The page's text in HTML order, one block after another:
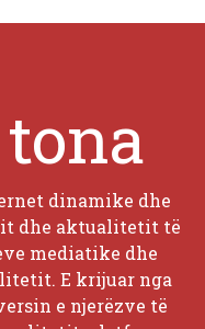
dinamike dhe
dhe aktualitetit të
mediatike dhe
E krijuar nga
e njerëzve të